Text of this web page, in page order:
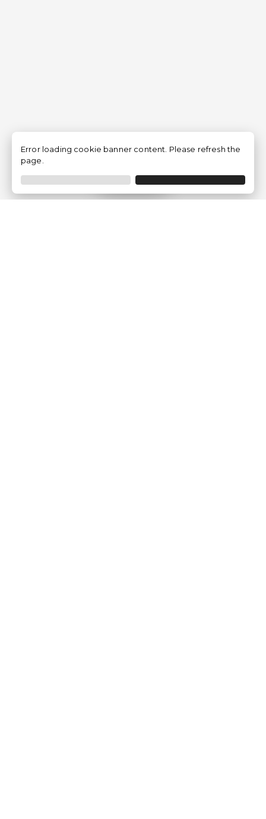
Filtrar
Error loading cookie banner content. Please refresh the
page.